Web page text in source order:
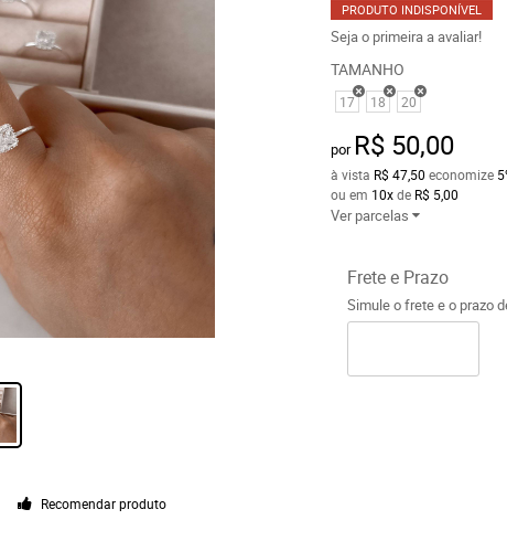
Recomendar produto
PRODUTO INDISPONÍVEL
Seja o primeira a avaliar!
TAMANHO
17 18 20
por R$ 50,00
à vista R$ 47,50 economize
ou em 10xde R$ 5,00
Ver parcelas
Frete e Prazo
Simule o frete e o prazo